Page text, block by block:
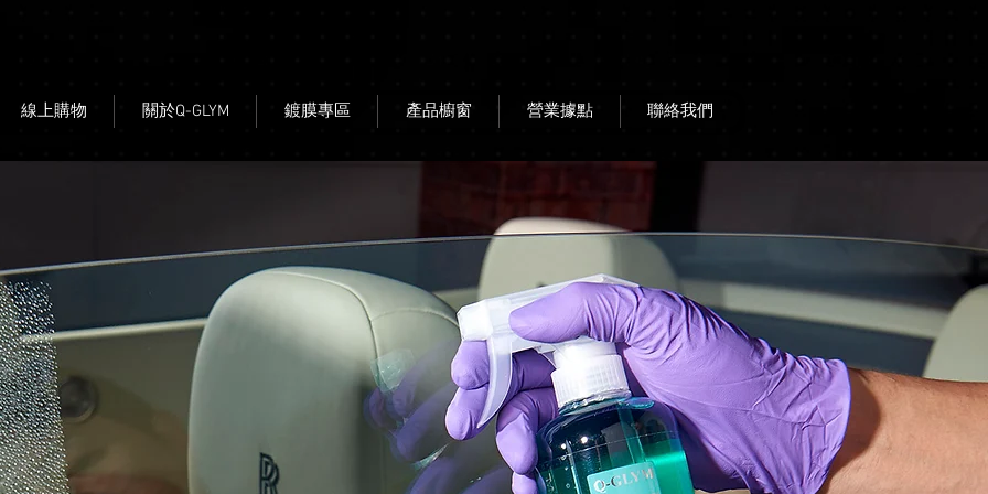
線上購物 關於Q-GLYM 鍍膜專區 產品櫥窗 營業據點 聯絡我們